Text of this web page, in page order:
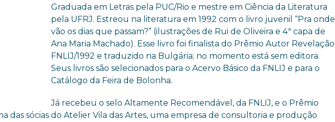
Graduada em Letras pela PUC/Rio e mestre em Ciência da Literatura
pela UFRJ. Estreou na literatura em 1992 com o livro juvenil “Pra onde
vão os dias que passam?” (ilustrações de Rui de Oliveira e 4ª capa de
Ana Maria Machado). Esse livro foi finalista do Prêmio Autor Revelação
FNLIJ/1992 e traduzido na Bulgária; no momento está sem editora.
Seus livros são selecionados para o Acervo Básico da FNLIJ e para o
Catálogo da Feira de Bolonha.
Já recebeu o selo Altamente Recomendável, da FNLIJ, e o Prêmio
das sócias do Atelier Vila das Artes, uma empresa de consultoria e produção